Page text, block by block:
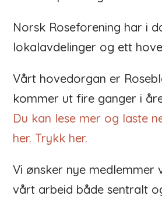
Norsk Roseforening har i
lokalavdelinger og ett
Vårt hovedorgan er
kommer ut fire ganger i
Du kan lese mer og laste
her. Trykk her.
Vi ønsker nye medlemmer
vårt arbeid både sentralt